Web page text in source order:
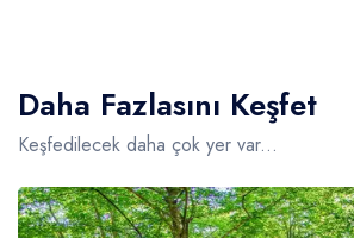
Daha Fazlasını Keşfet
Keşfedilecek daha çok yer var...